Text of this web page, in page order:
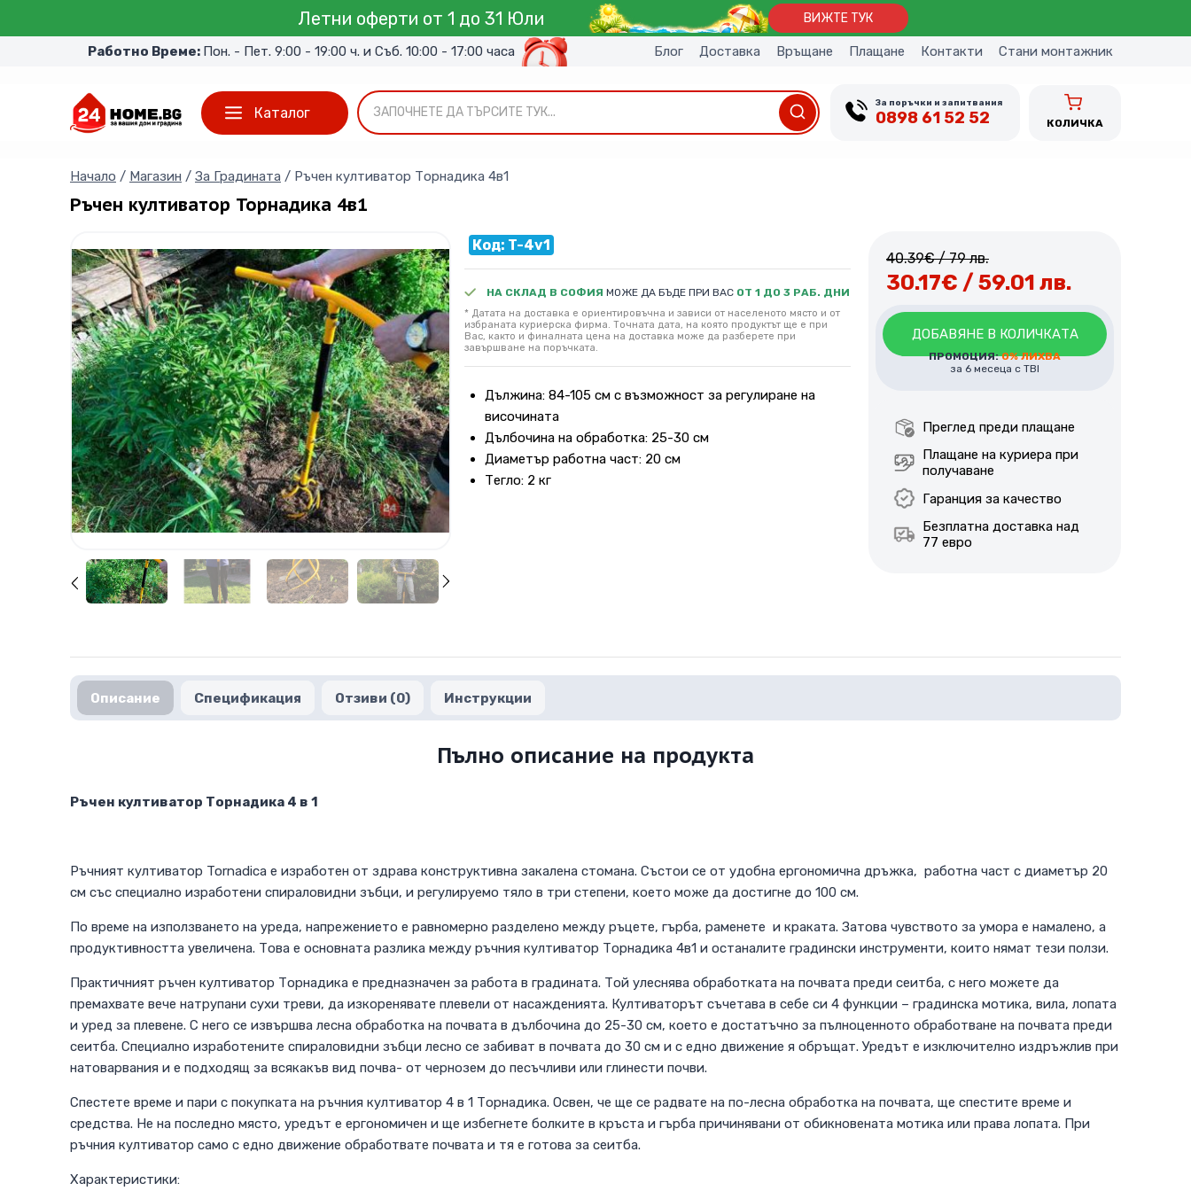
Летни оферти от 1 до 31 Юли ВИЖТЕ ТУК
Блог Доставка Връщане Плащане Контакти Стани монтажник
Работно Време: Пон. - Пет. 9:00 - 19:00 ч. и Съб. 10:00 - 17:00 часа
Каталог ЗАПОЧНЕТЕ ДА ТЪРСИТЕ ТУК...
За поръчки и запитвания
0898 61 52 52 КОЛИЧКА
Ръчен култиватор Торнадика 4в1
Начало / Магазин / За Градината / Ръчен култиватор Торнадика 4в1
Код: T-4v1
НА СКЛАД В СОФИЯ МОЖЕ ДА БЪДЕ ПРИ ВАС ОТ 1 ДО 3 РАБ. ДНИ
* Датата на доставка е ориентировъчна и зависи от населеното място и от
избраната куриерска фирма. Точната дата, на която продуктът ще е при
Вас, както и финалната цена на доставка може да разберете при
завършване на поръчката.
Дължина: 84-105 см с възможност за регулиране на
височината
Дълбочина на обработка: 25-30 см
Диаметър работна част: 20 см
Тегло: 2 кг
40.39€/ 79 лв.
30.17€ / 59.01 лв.
ДОБАВЯНЕ В КОЛИЧКАТА
ПРОМОЦИЯ:0% ЛИХВА
за 6 месеца с TBI
Преглед преди плащане
Плащане на куриера при
получаване
Гаранция за качество
Безплатна доставка над
77 евро
Описание Спецификация Отзиви (0) Инструкции
Пълно описание на продукта
Ръчен култиватор Торнадика 4 в 1
Ръчният култиватор Tornadica e изработен от здрава конструктивна закалена стомана. Състои се от удобна ергономична дръжка, работна част с диаметър 20
см със специално изработени спираловидни зъбци, и регулируемо тяло в три степени, което може да достигне до 100 см.
По време на използването на уреда, напрежението е равномерно разделено между ръцете, гърба, раменете и краката. Затова чувството за умора е намалено, а
продуктивността увеличена. Това е основната разлика между ръчния култиватор Торнадика 4в1 и останалите градински инструменти, които нямат тези ползи.
Практичният ръчен култиватор Торнадика е предназначен за работа в градината. Той улеснява обработката на почвата преди сеитба, с него можете да
премахвате вече натрупани сухи треви, да изкоренявате плевели от насажденията. Култиваторът съчетава в себе си 4 функции – градинска мотика, вила, лопата
и уред за плевене. С него се извършва лесна обработка на почвата в дълбочина до 25-30 см, което е достатъчно за пълноценното обработване на почвата преди
сеитба. Специално изработените спираловидни зъбци лесно се забиват в почвата до 30 см и с едно движение я обръщат. Уредът е изключително издръжлив при
натоварвания и е подходящ за всякакъв вид почва- от чернозем до песъчливи или глинести почви.
Спестете време и пари с покупката на ръчния култиватор 4 в 1 Торнадика. Освен, че ще се радвате на по-лесна обработка на почвата, ще спестите време и
средства. Не на последно място, уредът е ергономичен и ще избегнете болките в кръста и гърба причинявани от обикновената мотика или права лопата. При
ръчния култиватор само с едно движение обработвате почвата и тя е готова за сеитба.
Характеристики: